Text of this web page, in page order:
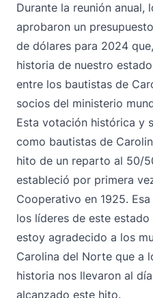
Durante la reunión anual,
aprobaron un
de dólares para 2024
historia de nuestro
entre los bautistas de
socios del ministerio
Esta votación histórica y
como bautistas de
hito de un reparto al 50/
estableció por primera
Cooperativo en 1925.
los líderes de este
estoy agradecido a los
Carolina del Norte que a
historia nos llevaron al
alcanzado este hito.